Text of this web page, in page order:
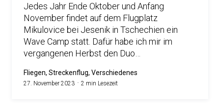
Jedes Jahr Ende Oktober und Anfang
November findet auf dem Flugplatz
Mikulovice bei Jesenik in Tschechien ein
Wave Camp statt. Dafür habe ich mir im
vergangenen Herbst den Duo…
Fliegen, Streckenflug, Verschiedenes
27. November 2023 2 min Lesezeit